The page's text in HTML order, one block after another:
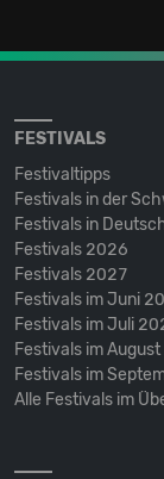
FESTIVALS
Festivaltipps
Festivals in der
Festivals in
Festivals 2026
Festivals 2027
Festivals im Juni
Festivals im Juli
Festivals im
Festivals im
Alle Festivals im